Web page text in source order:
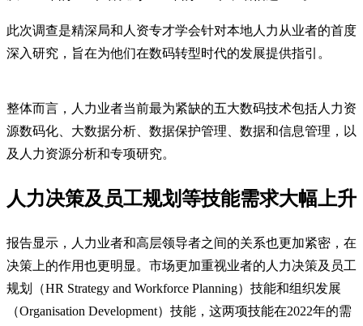
此次调查是精深局和人资专才学会针对本地人力从业者的首度
深入研究，旨在为他们在数码转型时代的发展提供指引。
整体而言，人力业者当前最为紧缺的五大数码技术包括人力资
源数码化、大数据分析、数据保护管理、数据和信息管理，以
及人力资源分析和专项研究。
人力决策及员工规划等技能需求大幅上升
报告显示，人力业者和高层领导者之间的关系也更加紧密，在
决策上的作用也更明显。市场更加重视业者的人力决策及员工
规划（HR Strategy and Workforce Planning）技能和组织发展
（Organisation Development）技能，这两项技能在2022年的需